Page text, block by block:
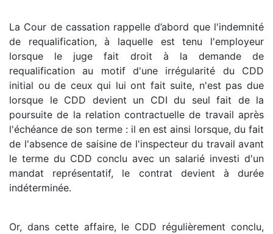
La Cour de cassation rappelle d’abord que l'indemnité
de requalification, à laquelle est tenu l'employeur
lorsque le juge fait droit à la demande de
requalification au motif d'une irrégularité du CDD
initial ou de ceux qui lui ont fait suite, n'est pas due
lorsque le CDD devient un CDI du seul fait de la
poursuite de la relation contractuelle de travail après
l'échéance de son terme : il en est ainsi lorsque, du fait
de l'absence de saisine de l'inspecteur du travail avant
le terme du CDD conclu avec un salarié investi d'un
mandat représentatif, le contrat devient à durée
indéterminée.
Or, dans cette affaire, le CDD régulièrement conclu,